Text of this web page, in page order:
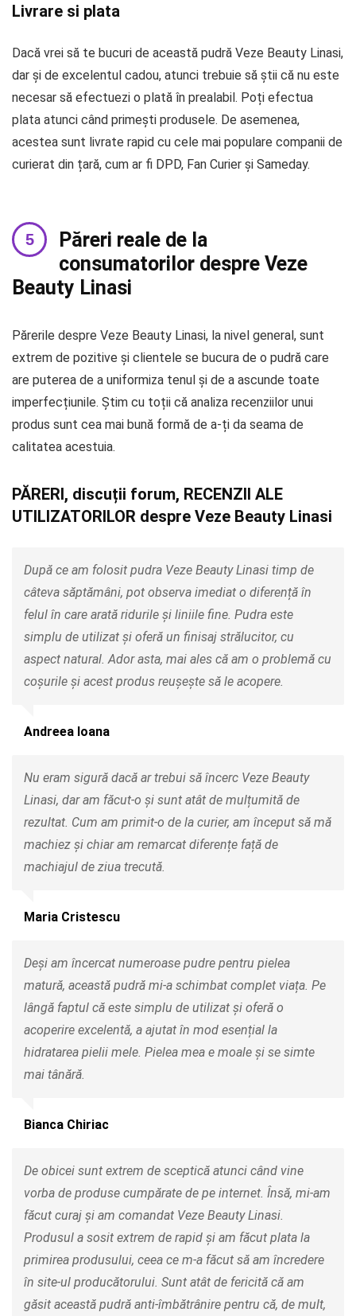
Livrare si plata
Dacă vrei să te bucuri de această pudră Veze Beauty Linasi,
dar și de excelentul cadou, atunci trebuie să știi că nu este
necesar să efectuezi o plată în prealabil. Poți efectua
plata atunci când primești produsele. De asemenea,
acestea sunt livrate rapid cu cele mai populare companii de
curierat din țară, cum ar fi DPD, Fan Curier și Sameday.
Păreri reale de la
consumatorilor despre Veze
Beauty Linasi
Părerile despre Veze Beauty Linasi, la nivel general, sunt
extrem de pozitive și clientele se bucura de o pudră care
are puterea de a uniformiza tenul și de a ascunde toate
imperfecțiunile. Știm cu toții că analiza recenziilor unui
produs sunt cea mai bună formă de a-ți da seama de
calitatea acestuia.
PĂRERI, discuții forum, RECENZII ALE
UTILIZATORILOR despre Veze Beauty Linasi
După ce am folosit pudra Veze Beauty Linasi timp de
câteva săptămâni, pot observa imediat o diferență în
felul în care arată ridurile și liniile fine. Pudra este
simplu de utilizat și oferă un finisaj strălucitor, cu
aspect natural. Ador asta, mai ales că am o problemă cu
coșurile și acest produs reușește să le acopere.
Andreea Ioana
Nu eram sigură dacă ar trebui să încerc Veze Beauty
Linasi, dar am făcut-o și sunt atât de mulțumită de
rezultat. Cum am primit-o de la curier, am început să mă
machiez și chiar am remarcat diferențe față de
machiajul de ziua trecută.
Maria Cristescu
Deși am încercat numeroase pudre pentru pielea
matură, această pudră mi-a schimbat complet viața. Pe
lângă faptul că este simplu de utilizat și oferă o
acoperire excelentă, a ajutat în mod esențial la
hidratarea pielii mele. Pielea mea e moale și se simte
mai tânără.
Bianca Chiriac
De obicei sunt extrem de sceptică atunci când vine
vorba de produse cumpărate de pe internet. Însă, mi-am
făcut curaj și am comandat Veze Beauty Linasi.
Produsul a sosit extrem de rapid și am făcut plata la
primirea produsului, ceea ce m-a făcut să am încredere
în site-ul producătorului. Sunt atât de fericită că am
găsit această pudră anti-îmbătrânire pentru că, de mult,